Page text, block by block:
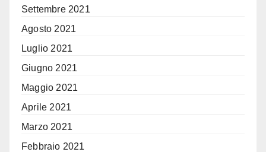
Settembre 2021
Agosto 2021
Luglio 2021
Giugno 2021
Maggio 2021
Aprile 2021
Marzo 2021
Febbraio 2021